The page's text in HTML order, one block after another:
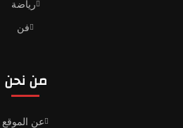
رياضة
فن
من نحن
عن الموقع